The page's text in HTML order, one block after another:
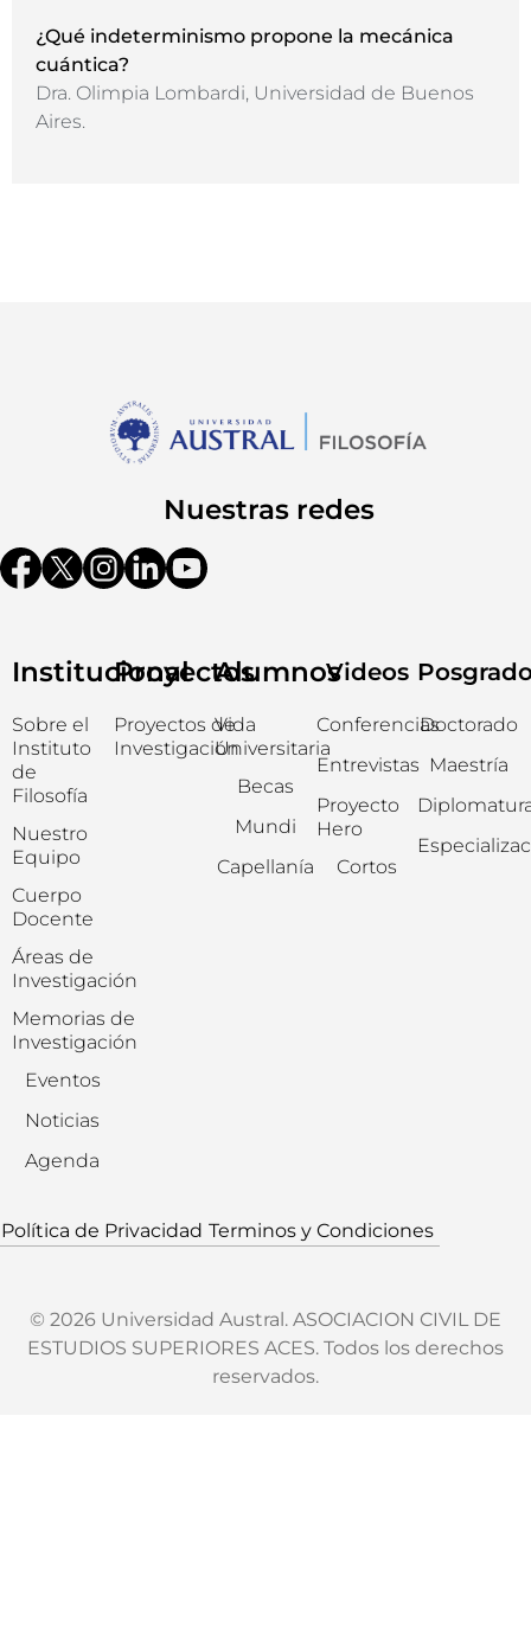
¿Qué indeterminismo propone la mecánica
cuántica?
Dra. Olimpia Lombardi, Universidad de Buenos
Aires.
Nuestras redes
Institucional
Sobre el
Instituto
de
Filosofía
Nuestro
Equipo
Cuerpo
Docente
Áreas de
Investigación
Memorias de
Investigación
Eventos
Noticias
Agenda
Proyectos
Proyectos de
Investigación
Alumnos
Vida
Universitaria
Becas
Mundi
Capellanía
Videos
Conferencias
Entrevistas
Proyecto
Hero
Cortos
Doctorado
Maestría
Política de Privacidad Terminos y Condiciones
© 2026 Universidad Austral. ASOCIACION CIVIL DE
ESTUDIOS SUPERIORES ACES. Todos los derechos
reservados.